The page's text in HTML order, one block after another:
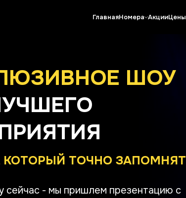
ГлавнаяНомера АкцииЦены
ШОУ
КОТОРЫЙ ТОЧНО ЗАПОМНЯТ
сейчас - мы пришлем презентацию с